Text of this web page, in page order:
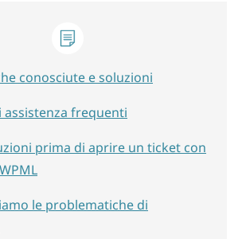
conosciute e soluzioni
assistenza frequenti
prima di aprire un ticket con
le problematiche di